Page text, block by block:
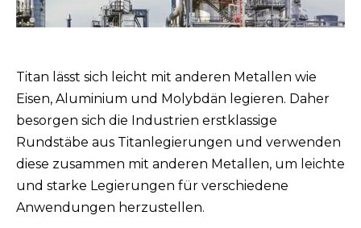
Titan lässt sich leicht mit anderen Metallen wie
Eisen, Aluminium und Molybdän legieren. Daher
besorgen sich die Industrien erstklassige
Rundstäbe aus Titanlegierungen und verwenden
diese zusammen mit anderen Metallen, um leichte
und starke Legierungen für verschiedene
Anwendungen herzustellen.